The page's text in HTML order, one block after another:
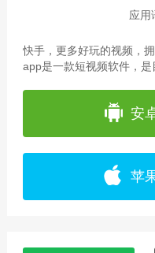
应用
快手，更多好玩的视频，
app是一款短视频软件，
安
苹